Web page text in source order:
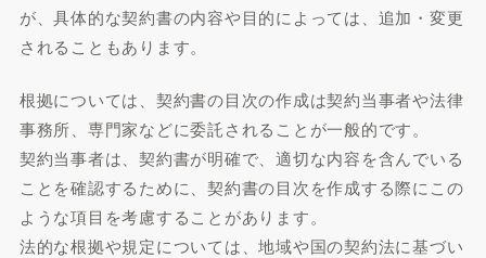
が、具体的な契約書の内容や目的によっては、追加・変更
されることもあります。
根拠については、契約書の目次の作成は契約当事者や法律
事務所、専門家などに委託されることが一般的です。
契約当事者は、契約書が明確で、適切な内容を含んでいる
ことを確認するために、契約書の目次を作成する際にこの
ような項目を考慮することがあります。
法的な根拠や規定については、地域や国の契約法に基づい